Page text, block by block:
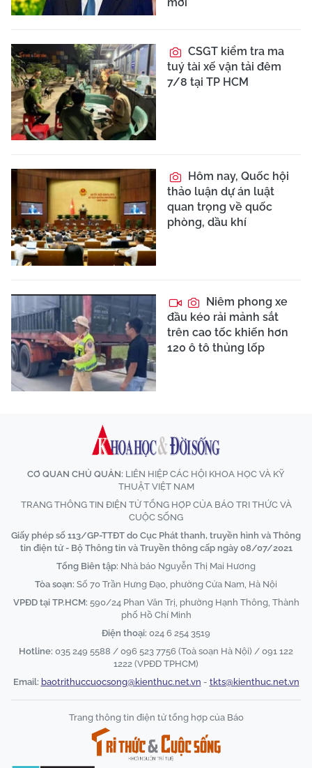
CSGT kiểm tra ma
tuý tài xế vận tải đêm
7/8 tại TP HCM
Hôm nay, Quốc hội
thảo luận dự án luật
quan trọng về quốc
phòng, dầu khí
Niêm phong xe
đầu kéo rải mảnh sắt
trên cao tốc khiến hơn
120 ô tô thủng lốp
CƠ QUAN CHỦ QUẢN: LIÊN HIỆP CÁC HỘI KHOA HỌC VÀ KỸ
THUẬT VIỆT NAM
TRANG THÔNG TIN ĐIỆN TỬ TỔNG HỢP CỦA BÁO TRI THỨC VÀ
CUỘC SỐNG
Giấy phép số 113/GP-TTĐT do Cục Phát thanh, truyền hình và Thông
tin điện tử - Bộ Thông tin và Truyền thông cấp ngày 08/07/2021
Tổng Biên tập: Nhà báo Nguyễn Thị Mai Hương
Tòa soạn: Số 70 Trần Hưng Đạo, phường Cửa Nam, Hà Nội
VPĐD tại TP.HCM: 590/24 Phan Văn Trị, phường Hạnh Thông, Thành
phố Hồ Chí Minh
Điện thoại: 024 6 254 3519
Hotline: 035 249 5588 / 096 523 7756 (Toà soạn Hà Nội) / 091 122
1222 (VPĐD TPHCM)
Email: baotrithuccuocsong@kienthuc.net.vn - tkts@kienthuc.net.vn
Trang thông tin điện tử tổng hợp của Báo